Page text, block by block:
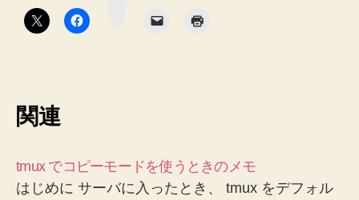
関連
tmux でコピーモードを使うときのメモ
はじめに サーバに入ったとき、 tmux をデフォル